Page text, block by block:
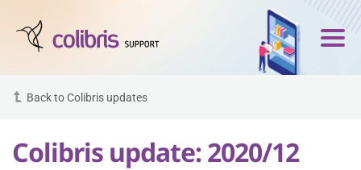
Back to Colibris updates
Colibris update: 2020/12